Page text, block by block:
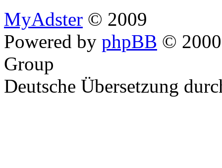
MyAdster © 2009
Powered by phpBB ©
Group
Deutsche Übersetzung